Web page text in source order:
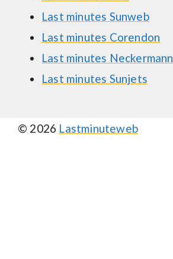
Last minutes Sunweb
Last minutes Corendon
Last minutes Neckermann
Last minutes Sunjets
© 2026 Lastminuteweb